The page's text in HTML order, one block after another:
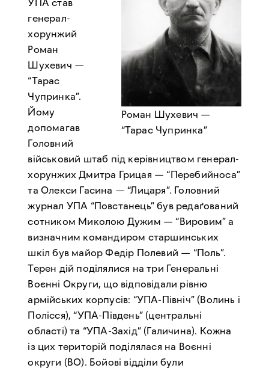
Роман Шухевич —
“Тарас Чупринка”
УПА став
генерал-
хорунжий
Роман
Шухевич —
“Тарас
Чупринка”.
Йому
допомагав
Головний
військовий штаб під керівництвом генерал-
хорунжих Дмитра Грицая — “Перебийноса”
та Олекси Гасина — “Лицаря”. Головний
журнал УПА “Повстанець” був редаґований
сотником Миколою Дужим — “Вировим” а
визначним командиром старшинських
шкіл був майор Федір Полевий — “Поль”.
Терен дій поділялися на три Генеральні
Воєнні Округи, що відповідали рівню
армійських корпусів: “УПА-Північ” (Волинь і
Полісся), “УПА-Південь” (центральні
області) та “УПА-Захід” (Галичина). Кожна
із цих територій поділялася на Воєнні
округи (ВО). Бойові відділи були